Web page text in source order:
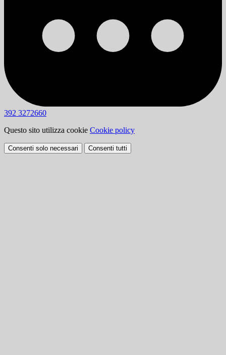
392 3272660
Questo sito utilizza cookie Cookie policy
Consenti solo necessari Consenti tutti